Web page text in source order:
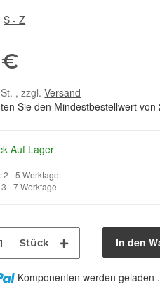
S - Z
, zzgl.Versand
Sie den Mindestbestellwert von
Auf Lager
2 - 5 Werktage
- 7 Werktage
Stück In den
Komponenten werden geladen